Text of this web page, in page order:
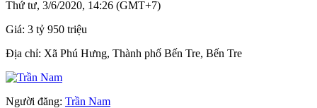
Thứ tư, 3/6/2020, 14:26 (GMT+7)
Giá: 3 tỷ 950 triệu
Địa chỉ: Xã Phú Hưng, Thành phố Bến Tre, Bến Tre
Người đăng: Trần Nam